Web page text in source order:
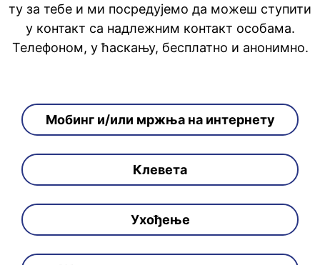
ту за тебе и ми посредујемо да можеш ступити
у контакт са надлежним контакт особама.
Телефоном, у ћаскању, бесплатно и анонимно.
Мобинг и/или мржња на интернету
Клевета
Ухођење